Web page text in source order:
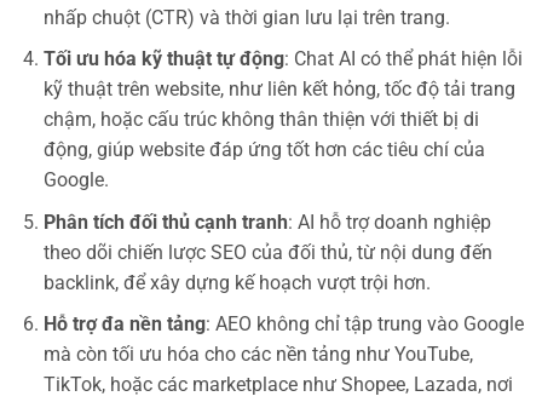
nhấp chuột (CTR) và thời gian lưu lại trên trang.
Tối ưu hóa kỹ thuật tự động: Chat AI có thể phát hiện lỗi
kỹ thuật trên website, như liên kết hỏng, tốc độ tải trang
chậm, hoặc cấu trúc không thân thiện với thiết bị di
động, giúp website đáp ứng tốt hơn các tiêu chí của
Google.
Phân tích đối thủ cạnh tranh: AI hỗ trợ doanh nghiệp
theo dõi chiến lược SEO của đối thủ, từ nội dung đến
backlink, để xây dựng kế hoạch vượt trội hơn.
Hỗ trợ đa nền tảng: AEO không chỉ tập trung vào Google
mà còn tối ưu hóa cho các nền tảng như YouTube,
TikTok, hoặc các marketplace như Shopee, Lazada, nơi